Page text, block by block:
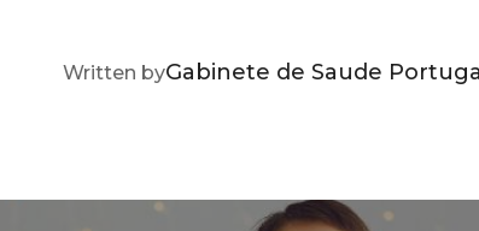
POST AUTHOR
Written byGabinete de Saude Portugal